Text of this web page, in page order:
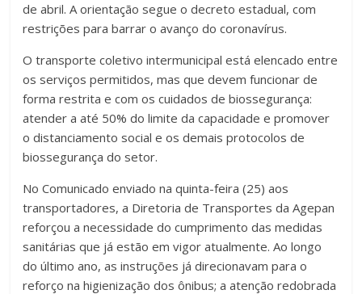
de abril. A orientação segue o decreto estadual, com
restrições para barrar o avanço do coronavírus.
O transporte coletivo intermunicipal está elencado entre
os serviços permitidos, mas que devem funcionar de
forma restrita e com os cuidados de biossegurança:
atender a até 50% do limite da capacidade e promover
o distanciamento social e os demais protocolos de
biossegurança do setor.
No Comunicado enviado na quinta-feira (25) aos
transportadores, a Diretoria de Transportes da Agepan
reforçou a necessidade do cumprimento das medidas
sanitárias que já estão em vigor atualmente. Ao longo
do último ano, as instruções já direcionavam para o
reforço na higienização dos ônibus; a atenção redobrada